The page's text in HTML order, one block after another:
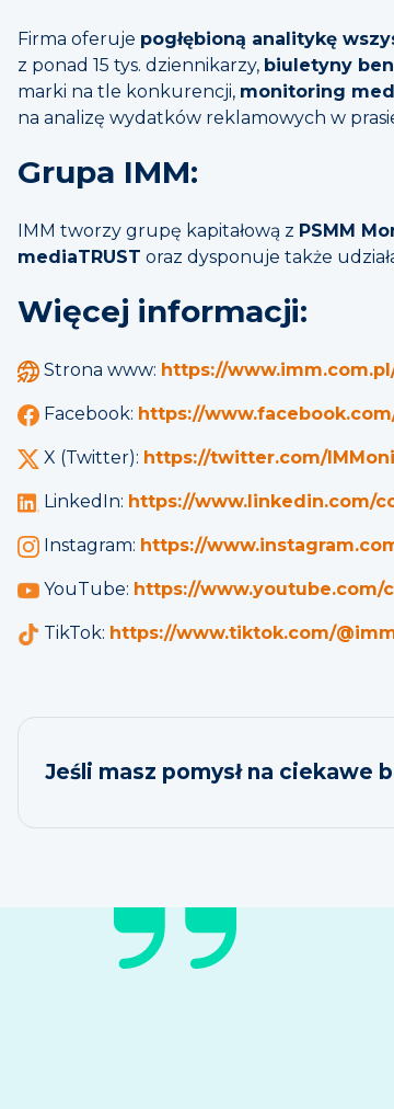
Firma oferuje pogłębioną analitykę
z ponad 15 tys. dziennikarzy, biuletyny
marki na tle konkurencji, monitoring
na analizę wydatków reklamowych w
Grupa IMM:
IMM tworzy grupę kapitałową z PSMM
mediaTRUST oraz dysponuje także
Więcej informacji:
Strona www: https://
Facebook: https://
X (Twitter): https://twitter.com/
LinkedIn: https://www.linkedin.com/
Instagram: https://
YouTube: https://www.youtube.com/
TikTok: https://www.tiktok.com/
Jeśli masz pomysł na